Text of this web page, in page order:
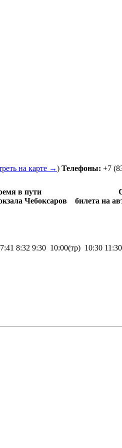
на карте →) Телефоны: +7
в пути
Чебоксаров
билета на
7:41 8:32 9:30 10:00(тр) 10:30